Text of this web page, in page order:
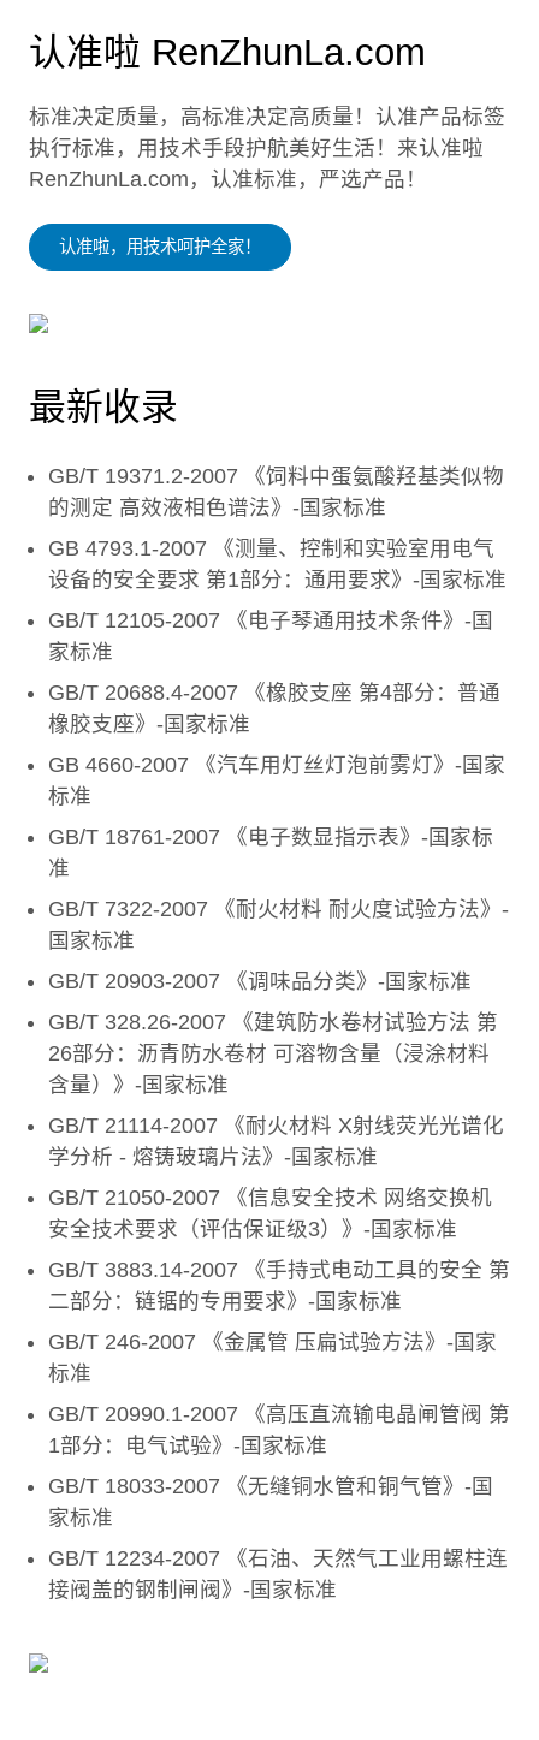
认准啦 RenZhunLa.com
标准决定质量，高标准决定高质量！认准产品标签
执行标准，用技术手段护航美好生活！来认准啦
RenZhunLa.com，认准标准，严选产品！
认准啦，用技术呵护全家！
最新收录
GB/T 19371.2-2007 《饲料中蛋氨酸羟基类似物
的测定 高效液相色谱法》-国家标准
GB 4793.1-2007 《测量、控制和实验室用电气
设备的安全要求 第1部分：通用要求》-国家标准
GB/T 12105-2007 《电子琴通用技术条件》-国
家标准
GB/T 20688.4-2007 《橡胶支座 第4部分：普通
橡胶支座》-国家标准
GB 4660-2007 《汽车用灯丝灯泡前雾灯》-国家
标准
GB/T 18761-2007 《电子数显指示表》-国家标
准
GB/T 7322-2007 《耐火材料 耐火度试验方法》-
国家标准
GB/T 20903-2007 《调味品分类》-国家标准
GB/T 328.26-2007 《建筑防水卷材试验方法 第
26部分：沥青防水卷材 可溶物含量（浸涂材料
含量）》-国家标准
GB/T 21114-2007 《耐火材料 X射线荧光光谱化
学分析 - 熔铸玻璃片法》-国家标准
GB/T 21050-2007 《信息安全技术 网络交换机
安全技术要求（评估保证级3）》-国家标准
GB/T 3883.14-2007 《手持式电动工具的安全 第
二部分：链锯的专用要求》-国家标准
GB/T 246-2007 《金属管 压扁试验方法》-国家
标准
GB/T 20990.1-2007 《高压直流输电晶闸管阀 第
1部分：电气试验》-国家标准
GB/T 18033-2007 《无缝铜水管和铜气管》-国
家标准
GB/T 12234-2007 《石油、天然气工业用螺柱连
接阀盖的钢制闸阀》-国家标准